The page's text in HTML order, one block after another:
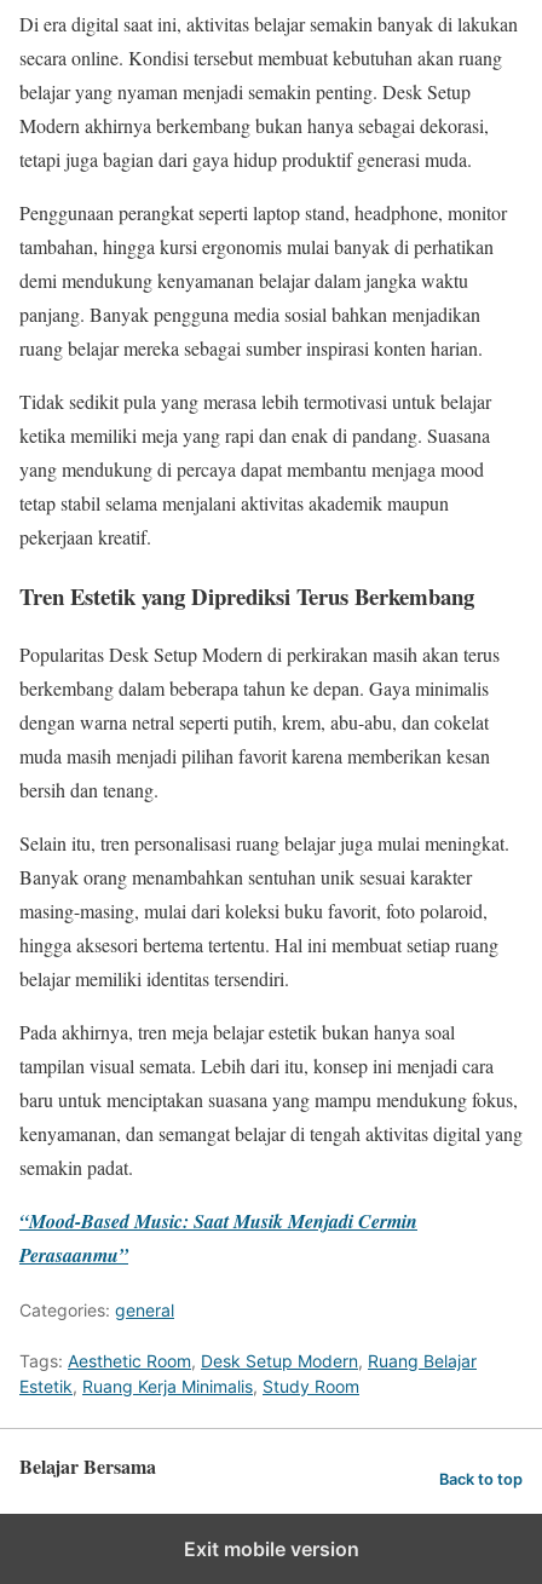
Di era digital saat ini, aktivitas belajar semakin banyak di lakukan
secara online. Kondisi tersebut membuat kebutuhan akan ruang
belajar yang nyaman menjadi semakin penting. Desk Setup
Modern akhirnya berkembang bukan hanya sebagai dekorasi,
tetapi juga bagian dari gaya hidup produktif generasi muda.
Penggunaan perangkat seperti laptop stand, headphone, monitor
tambahan, hingga kursi ergonomis mulai banyak di perhatikan
demi mendukung kenyamanan belajar dalam jangka waktu
panjang. Banyak pengguna media sosial bahkan menjadikan
ruang belajar mereka sebagai sumber inspirasi konten harian.
Tidak sedikit pula yang merasa lebih termotivasi untuk belajar
ketika memiliki meja yang rapi dan enak di pandang. Suasana
yang mendukung di percaya dapat membantu menjaga mood
tetap stabil selama menjalani aktivitas akademik maupun
pekerjaan kreatif.
Tren Estetik yang Diprediksi Terus Berkembang
Popularitas Desk Setup Modern di perkirakan masih akan terus
berkembang dalam beberapa tahun ke depan. Gaya minimalis
dengan warna netral seperti putih, krem, abu-abu, dan cokelat
muda masih menjadi pilihan favorit karena memberikan kesan
bersih dan tenang.
Selain itu, tren personalisasi ruang belajar juga mulai meningkat.
Banyak orang menambahkan sentuhan unik sesuai karakter
masing-masing, mulai dari koleksi buku favorit, foto polaroid,
hingga aksesori bertema tertentu. Hal ini membuat setiap ruang
belajar memiliki identitas tersendiri.
Pada akhirnya, tren meja belajar estetik bukan hanya soal
tampilan visual semata. Lebih dari itu, konsep ini menjadi cara
baru untuk menciptakan suasana yang mampu mendukung fokus,
kenyamanan, dan semangat belajar di tengah aktivitas digital yang
semakin padat.
“Mood-Based Music: Saat Musik Menjadi Cermin
Perasaanmu”
Categories: general
Tags: Aesthetic Room, Desk Setup Modern, Ruang Belajar
Estetik, Ruang Kerja Minimalis, Study Room
Belajar Bersama Back to top
Exit mobile version